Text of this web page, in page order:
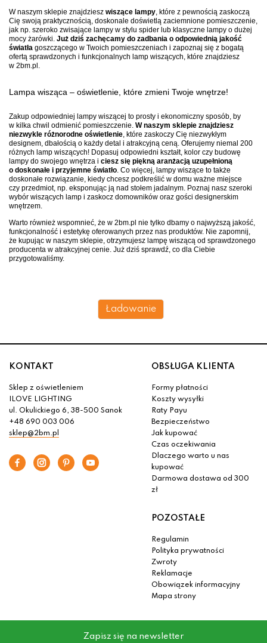
W naszym sklepie znajdziesz wiszące lampy, które z pewnością zaskoczą
Cię swoją praktycznością, doskonale doświetlą zaciemnione pomieszczenie,
jak np. szeroko zwisające lampy w stylu spider lub klasyczne lampy o dużej
mocy żarówki. Już dziś zachęcamy do zadbania o odpowiednią jakość
światła goszczącego w Twoich pomieszczeniach i zapoznaj się z bogatą
ofertą sprawdzonych i funkcjonalnych lamp wiszących, które znajdziesz
w 2bm.pl.
Lampa wisząca – oświetlenie, które zmieni Twoje wnętrze!
Zakup odpowiedniej lampy wiszącej to prosty i ekonomiczny sposób, by
w kilka chwil odmienić pomieszczenie. W naszym sklepie znajdziesz
niezwykle różnorodne oświetlenie, które zaskoczy Cię niezwykłym
designem, dbałością o każdy detal i atrakcyjną ceną. Oferujemy niemal 200
różnych lamp wiszących! Dopasuj odpowiedni kształt, kolor czy budowę
lampy do swojego wnętrza i ciesz się piękną aranżacją uzupełnioną
o doskonałe i przyjemne światło. Co więcej, lampy wiszące to także
doskonałe rozwiązanie, kiedy chcesz podkreślić w domu ważne miejsce
czy przedmiot, np. eksponując ją nad stołem jadalnym. Poznaj nasz szeroki
wybór wiszących lamp i zaskocz domowników oraz gości designerskim
wnętrzem.
Warto również wspomnieć, że w 2bm.pl nie tylko dbamy o najwyższą jakość,
funkcjonalność i estetykę oferowanych przez nas produktów. Nie zapomnij,
że kupując w naszym sklepie, otrzymujesz lampę wiszącą od sprawdzonego
producenta w atrakcyjnej cenie. Już dziś sprawdź, co dla Ciebie
przygotowaliśmy.
349.99 zł